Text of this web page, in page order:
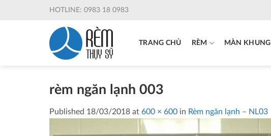
HOTLINE: 0983 18 0983
TRANG CHỦ RÈM MÀN KHUNG
rèm ngăn lạnh 003
Published 18/03/2018 at 600 × 600 in Rèm ngăn lạnh – NL03